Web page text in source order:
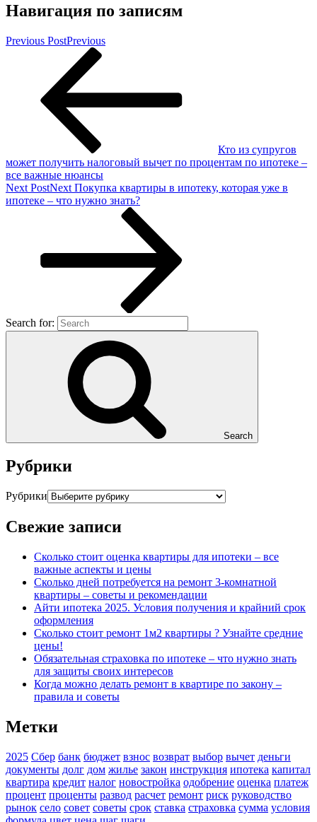
Навигация по записям
Previous PostPrevious
Кто из супругов
может получить налоговый вычет по процентам по ипотеке –
все важные нюансы
Next PostNext Покупка квартиры в ипотеку, которая уже в
ипотеке – что нужно знать?
Search for:
Search
Рубрики
Рубрики
Свежие записи
Сколько стоит оценка квартиры для ипотеки – все
важные аспекты и цены
Сколько дней потребуется на ремонт 3-комнатной
квартиры – советы и рекомендации
Айти ипотека 2025. Условия получения и крайний срок
оформления
Сколько стоит ремонт 1м2 квартиры ? Узнайте средние
цены!
Обязательная страховка по ипотеке – что нужно знать
для защиты своих интересов
Когда можно делать ремонт в квартире по закону –
правила и советы
Метки
2025 Сбер банк бюджет взнос возврат выбор вычет деньги
документы долг дом жилье закон инструкция ипотека капитал
квартира кредит налог новостройка одобрение оценка платеж
процент проценты развод расчет ремонт риск руководство
рынок село совет советы срок ставка страховка сумма условия